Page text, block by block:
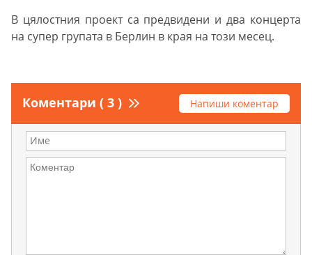
В цялостния проект са предвидени и два концерта
на супер групата в Берлин в края на този месец.
Коментари ( 3 ) Напиши коментар